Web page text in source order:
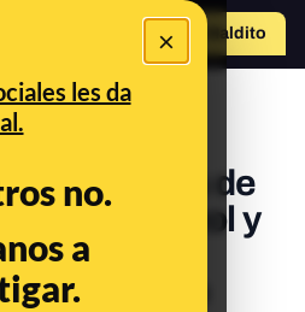
×
les da
no.
a
Hazte Maldito
adelgazar,
después de
y omeprazol y
a Maldita
consultorio